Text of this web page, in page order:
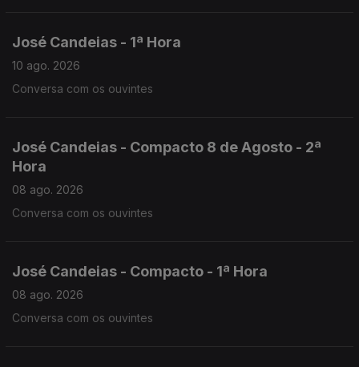
José Candeias - 1ª Hora
10 ago. 2026
Conversa com os ouvintes
José Candeias - Compacto 8 de Agosto - 2ª
Hora
08 ago. 2026
Conversa com os ouvintes
José Candeias - Compacto - 1ª Hora
08 ago. 2026
Conversa com os ouvintes